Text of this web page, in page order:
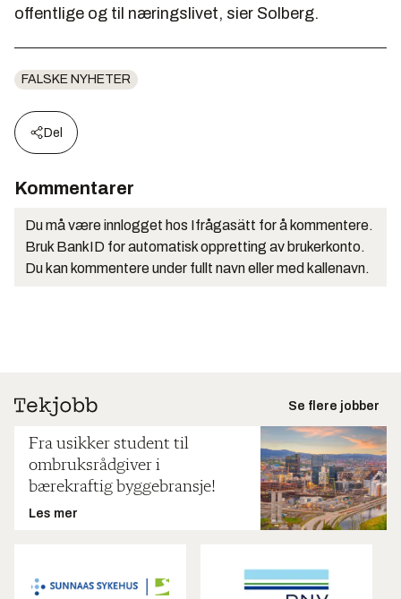
offentlige og til næringslivet, sier Solberg.
FALSKE NYHETER
Del
Kommentarer
Du må være innlogget hos Ifrågasätt for å kommentere.
Bruk BankID for automatisk oppretting av brukerkonto.
Du kan kommentere under fullt navn eller med kallenavn.
Se flere jobber
Fra usikker student til
ombruksrådgiver i
bærekraftig byggebransje!
Les mer